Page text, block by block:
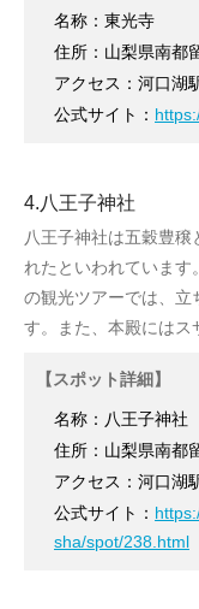
名称：東光寺
住所：山梨県南都
アクセス：河口湖
公式サイト：
4.八王子神社
八王子神社は五穀豊
れたといわれています
の観光ツアーでは、立
す。また、本殿にはス
【スポット詳細】
名称：八王子神社
住所：山梨県南都
アクセス：河口湖
公式サイト：
sha/spot/238.html